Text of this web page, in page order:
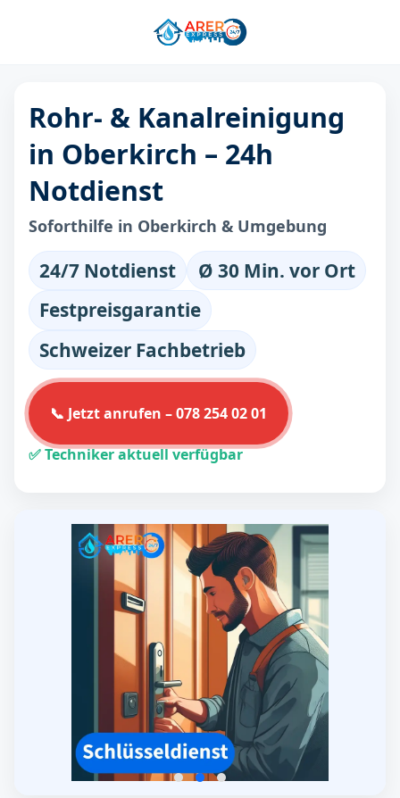
Rohr- & Kanalreinigung
in Oberkirch – 24h
Notdienst
Soforthilfe in Oberkirch & Umgebung
24/7 Notdienst
Ø 30 Min. vor Ort
Festpreisgarantie
Schweizer Fachbetrieb
📞 Jetzt anrufen – 078 254 02 01
✅ Techniker aktuell verfügbar